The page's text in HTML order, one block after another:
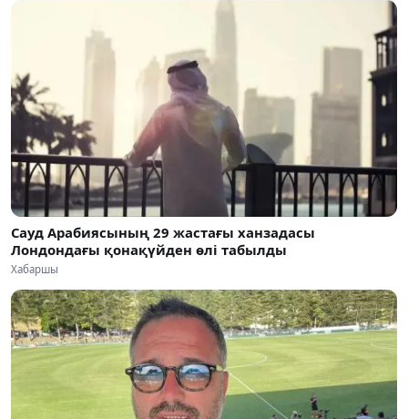
Сауд Арабиясының 29 жастағы ханзадасы
Лондондағы қонақүйден өлі табылды
Хабаршы